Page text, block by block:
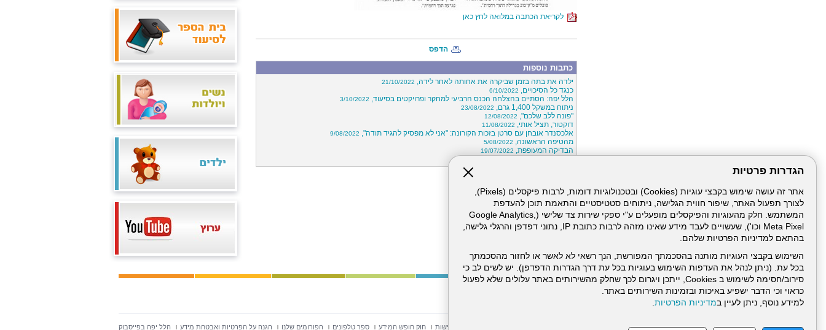
הגדרות פרטיות
אתר זה עושה שימוש בקבצי עוגיות (Cookies) ובטכנולוגיות דומות, לרבות פיקסלים (Pixels),
לצורך תפעול האתר, שיפור חווית הגלישה, ניתוחים סטטיסטיים והתאמת תוכן להעדפת
המשתמש. חלק מהעוגיות והפיקסלים מופעלים ע"י ספקי שירות צד שלישי (Google Analytics,
Meta Pixel וכו'), שעשויים לעבד מידע שאינו מזהה לרבות כתובת IP, נתוני דפדפן והרגלי גלישה,
בהתאם למדיניות הפרטיות שלהם.
השימוש בקבצי העוגיות מותנה בהסכמתך המפורשת, הנך רשאי לא לאשר או לחזור מהסכמתך
בכל עת. (ניתן לנהל את העדפות השימוש בעוגיות בכל עת דרך הגדרות הדפדפן). יש לשים לב כי
סירוב/חסימה לשימוש ב Cookies, ייתכן ויגרום לכך שחלק מהשירותים באתר עלולים שלא לפעול
כראוי וכי הדבר ישפיע באיכות ובזמינות השירותים באתר.
למידע נוסף, ניתן לעיין במדיניות הפרטיות.
לקריאת הכתבה במלואה לחץ כאן
הדפס
כתבות נוספות
ילדה את בתה בזמן שביקרה את אחותה לאחר לידה, 21/10/2022
כנגד כל הסיכויים, 6/10/2022
הלל יפה: הסתיים בהצלחה הכנס הרביעי למחקר ופרויקטים בסיעוד, 3/10/2022
ניתוח במשקל 1,400 גרם, 23/08/2022
"פונה ללב שלכם", 12/08/2022
דוקטור, תציל אותי, 11/08/2022
אלכסנדר אובחן עם סרטן בזכות הקורונה: "אני לא מפסיק להגיד תודה", 9/08/2022
מהטיפה הראשונה, 5/08/2022
הבדיקה המעופפת, 19/07/2022
דרונט
הצהרת נגישות חוק חופש המידע ספר טלפונים הפורומים שלנו הגנה על הפרטיות ואבטחת מידע הלל יפה בפייסבוק